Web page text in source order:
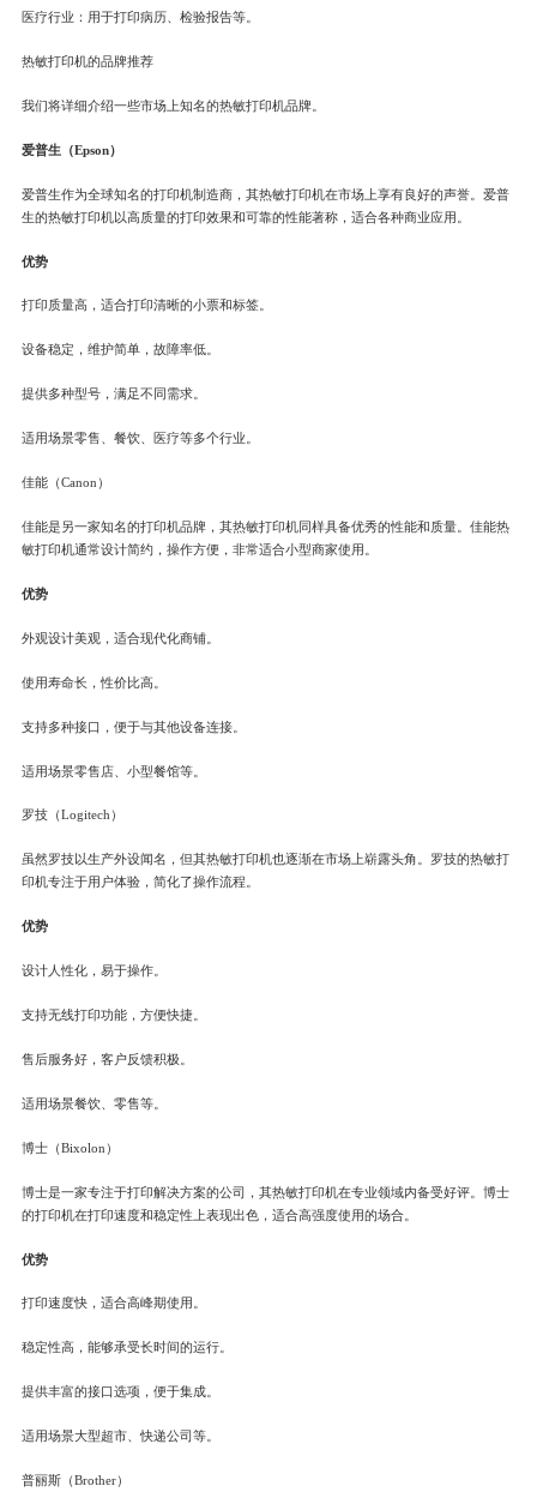
医疗行业：用于打印病历、检验报告等。
热敏打印机的品牌推荐
我们将详细介绍一些市场上知名的热敏打印机品牌。
爱普生（Epson）
爱普生作为全球知名的打印机制造商，其热敏打印机在市场上享有良好的声誉。爱普
生的热敏打印机以高质量的打印效果和可靠的性能著称，适合各种商业应用。
优势
打印质量高，适合打印清晰的小票和标签。
设备稳定，维护简单，故障率低。
提供多种型号，满足不同需求。
适用场景零售、餐饮、医疗等多个行业。
佳能（Canon）
佳能是另一家知名的打印机品牌，其热敏打印机同样具备优秀的性能和质量。佳能热
敏打印机通常设计简约，操作方便，非常适合小型商家使用。
优势
外观设计美观，适合现代化商铺。
使用寿命长，性价比高。
支持多种接口，便于与其他设备连接。
适用场景零售店、小型餐馆等。
罗技（Logitech）
虽然罗技以生产外设闻名，但其热敏打印机也逐渐在市场上崭露头角。罗技的热敏打
印机专注于用户体验，简化了操作流程。
优势
设计人性化，易于操作。
支持无线打印功能，方便快捷。
售后服务好，客户反馈积极。
适用场景餐饮、零售等。
博士（Bixolon）
博士是一家专注于打印解决方案的公司，其热敏打印机在专业领域内备受好评。博士
的打印机在打印速度和稳定性上表现出色，适合高强度使用的场合。
优势
打印速度快，适合高峰期使用。
稳定性高，能够承受长时间的运行。
提供丰富的接口选项，便于集成。
适用场景大型超市、快递公司等。
普丽斯（Brother）